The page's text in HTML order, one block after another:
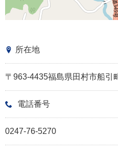
所在地
〒963-4435福島県田村市船引
電話番号
0247-76-5270